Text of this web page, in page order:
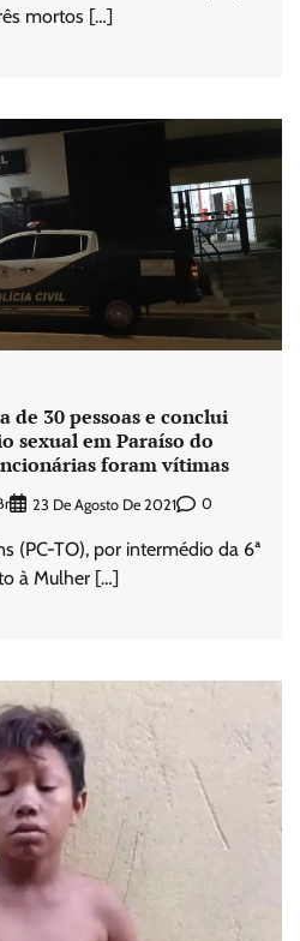
mortos […]
de 30 pessoas e conclui
sexual em Paraíso do
foram vítimas
23 De Agosto De 2021 0
(PC-TO), por intermédio da 6ª
à Mulher […]